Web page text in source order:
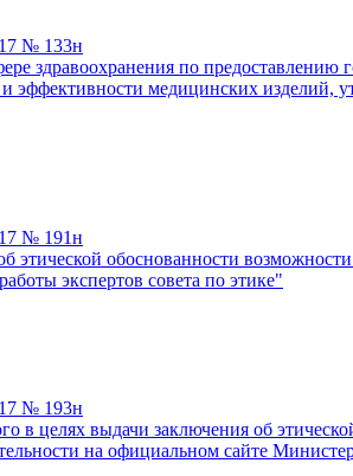
№ 133н
здравоохранения по предоставлению
эффективности медицинских
№ 191н
обоснованности
экспертов совета по этике"
№ 193н
целях выдачи заключения об
на официальном сайте